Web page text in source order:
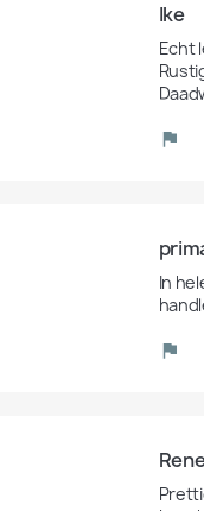
Ike
Echt
In